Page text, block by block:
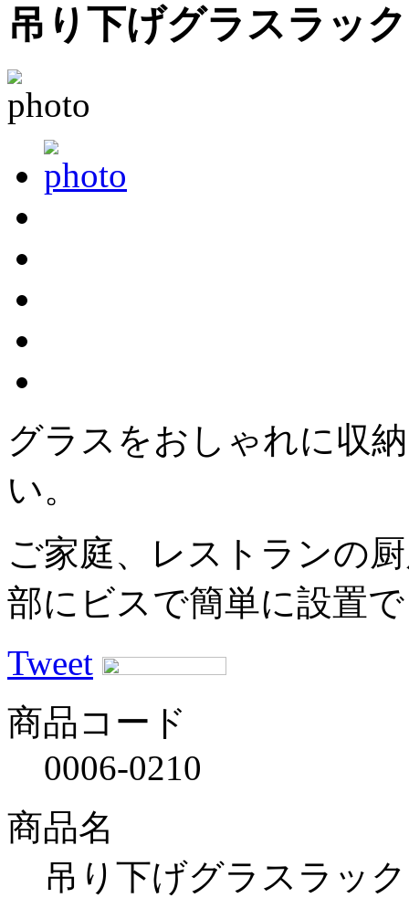
吊り下げグラスラッ
グラスをおしゃれに収
い。
ご家庭、レストランの
部にビスで簡単に設置
Tweet
商品コード
0006-0210
商品名
吊り下げグラスラッ